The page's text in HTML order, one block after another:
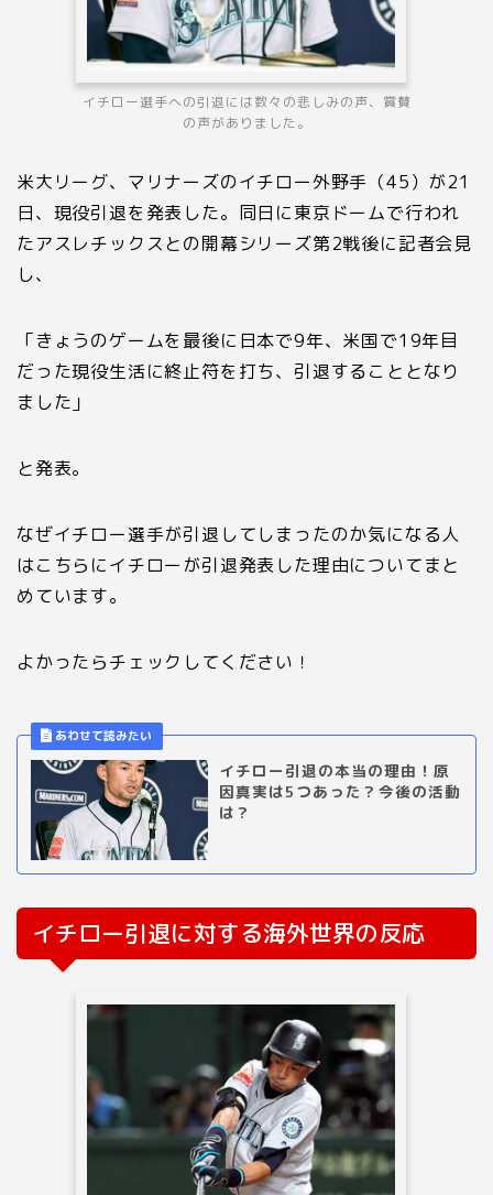
イチロー選手への引退には数々の悲しみの声、賞賛
の声がありました。
米大リーグ、マリナーズのイチロー外野手（45）が21
日、現役引退を発表した。同日に東京ドームで行われ
たアスレチックスとの開幕シリーズ第2戦後に記者会見
し、
「きょうのゲームを最後に日本で9年、米国で19年目
だった現役生活に終止符を打ち、引退することとなり
ました」
と発表。
なぜイチロー選手が引退してしまったのか気になる人
はこちらにイチローが引退発表した理由についてまと
めています。
よかったらチェックしてください！
イチロー引退の本当の理由！原
因真実は5つあった？今後の活動
は？
イチロー引退に対する海外世界の反応